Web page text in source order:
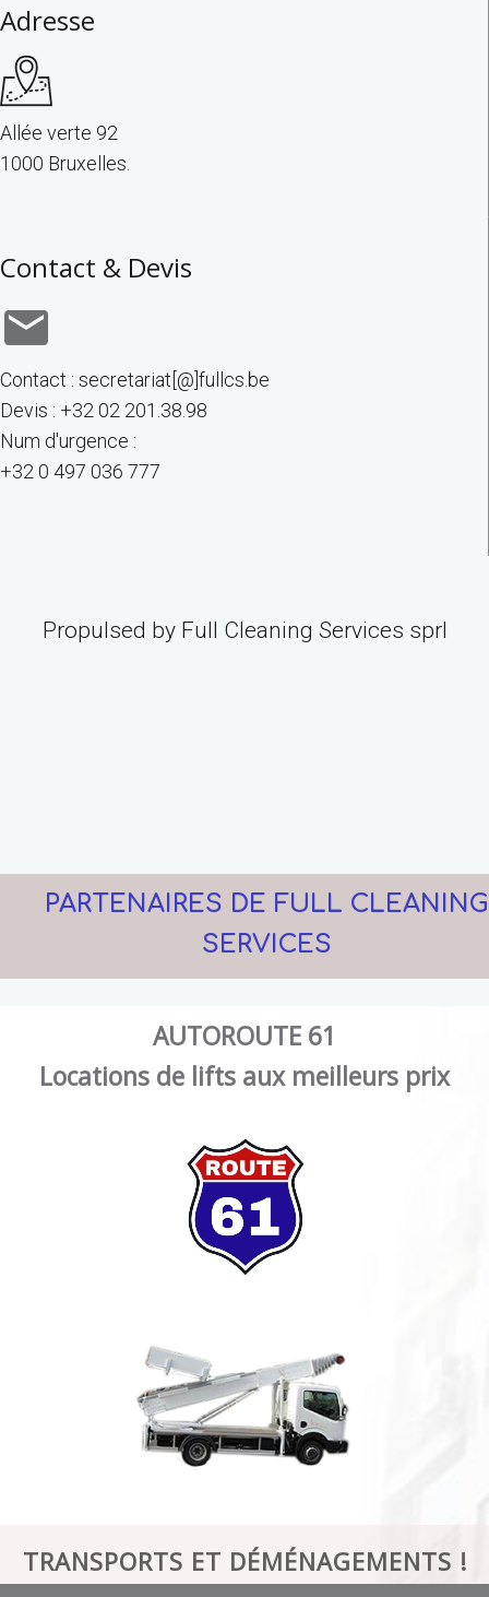
Adresse
Allée verte 92
1000 Bruxelles.
Contact & Devis
Contact : secretariat[@]fullcs.be
Devis : +32 02 201.38.98
Num d'urgence :
+32 0 497 036 777
Propulsed by Full Cleaning Services sprl
PARTENAIRES DE FULL CLEANING
SERVICES
AUTOROUTE 61
Locations de lifts aux meilleurs prix
TRANSPORTS ET DÉMÉNAGEMENTS !